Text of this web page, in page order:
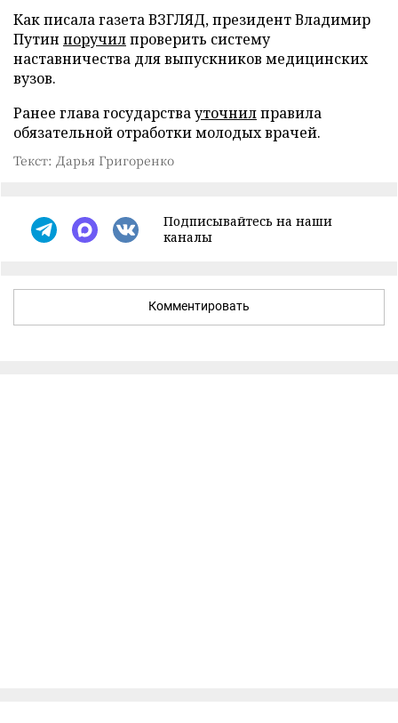
Как писала газета ВЗГЛЯД, президент Владимир
Путин поручилпроверить систему
наставничества для выпускников медицинских
вузов.
Ранее глава государствауточнилправила
обязательной отработки молодых врачей.
Текст: Дарья Григоренко
Подписывайтесь на наши
каналы
Комментировать